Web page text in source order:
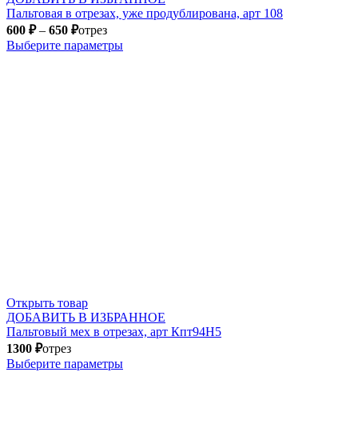
Пальтовая в отрезах, уже продублирована, арт 108
600 ₽– 650 ₽отрез
Выберите параметры
Открыть товар
ДОБАВИТЬ В ИЗБРАННОЕ
Пальтовый мех в отрезах, арт Кпт94Н5
1300 ₽отрез
Выберите параметры